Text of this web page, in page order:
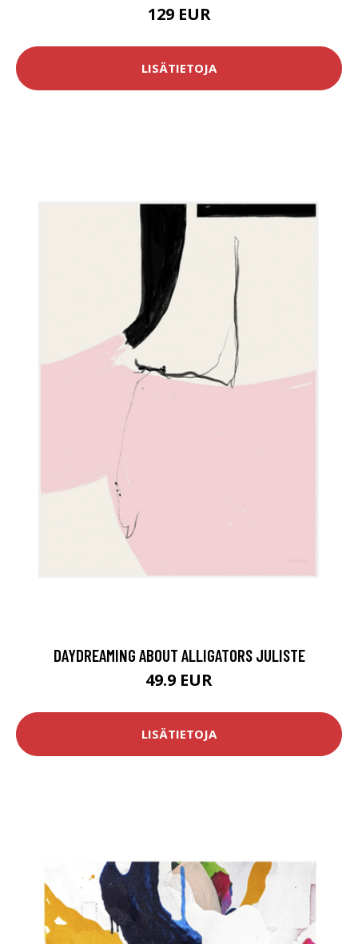
129 EUR
LISÄTIETOJA
DAYDREAMING ABOUT ALLIGATORS JULISTE
49.9 EUR
LISÄTIETOJA